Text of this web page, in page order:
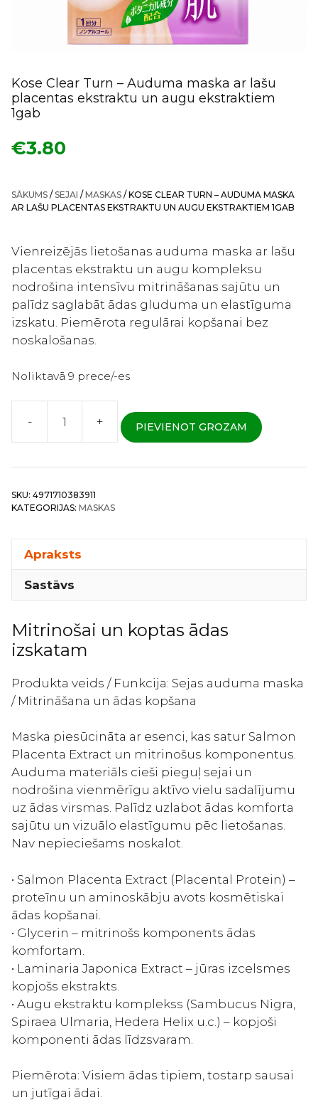
Kose Clear Turn – Auduma maska ar lašu
placentas ekstraktu un augu ekstraktiem
1gab
€3.80
SĀKUMS / SEJAI / MASKAS / KOSE CLEAR TURN – AUDUMA MASKA
AR LAŠU PLACENTAS EKSTRAKTU UN AUGU EKSTRAKTIEM 1GAB
Vienreizējās lietošanas auduma maska ar lašu
placentas ekstraktu un augu kompleksu
nodrošina intensīvu mitrināšanas sajūtu un
palīdz saglabāt ādas gluduma un elastīguma
izskatu. Piemērota regulārai kopšanai bez
noskalošanas.
Noliktavā 9 prece/-es
-
Kose
Clear
Turn
placentas
augu
ekstraktiem
daudzums
+ PIEVIENOT GROZAM
SKU: 4971710383911
KATEGORIJAS: MASKAS
Apraksts
Sastāvs
Mitrinošai un koptas ādas
izskatam
Produkta veids / Funkcija: Sejas auduma maska
/ Mitrināšana un ādas kopšana
Maska piesūcināta ar esenci, kas satur Salmon
Placenta Extract un mitrinošus komponentus.
Auduma materiāls cieši pieguļ sejai un
nodrošina vienmērīgu aktīvo vielu sadalījumu
uz ādas virsmas. Palīdz uzlabot ādas komforta
sajūtu un vizuālo elastīgumu pēc lietošanas.
Nav nepieciešams noskalot.
• Salmon Placenta Extract (Placental Protein) –
proteīnu un aminoskābju avots kosmētiskai
ādas kopšanai.
• Glycerin – mitrinošs komponents ādas
komfortam.
• Laminaria Japonica Extract – jūras izcelsmes
kopjošs ekstrakts.
• Augu ekstraktu komplekss (Sambucus Nigra,
Spiraea Ulmaria, Hedera Helix u.c.) – kopjoši
komponenti ādas līdzsvaram.
Piemērota: Visiem ādas tipiem, tostarp sausai
un jutīgai ādai.